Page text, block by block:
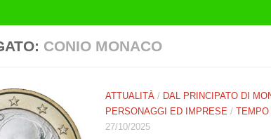
CONIO MONACO
ATTUALITÀ / DAL PRINCIPATO DI
PERSONAGGI ED IMPRESE /
27/10/2025